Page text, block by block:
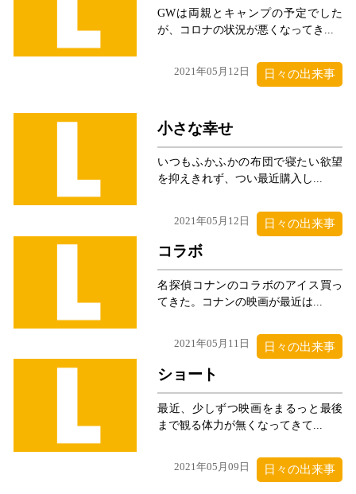
GWは両親とキャンプの予定でした
が、コロナの状況が悪くなってき...
2021年05月12日 日々の出来事
小さな幸せ
いつもふかふかの布団で寝たい欲望
を抑えきれず、つい最近購入し...
2021年05月12日 日々の出来事
コラボ
名探偵コナンのコラボのアイス買っ
てきた。コナンの映画が最近は...
2021年05月11日 日々の出来事
ショート
最近、少しずつ映画をまるっと最後
まで観る体力が無くなってきて...
2021年05月09日 日々の出来事